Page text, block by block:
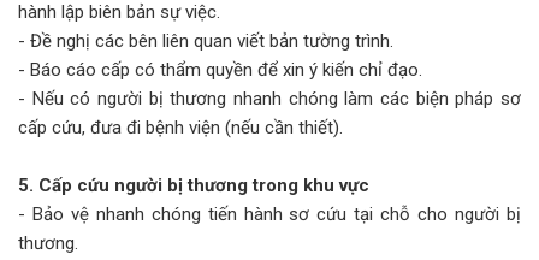
hành lập biên bản sự việc.
- Đề nghị các bên liên quan viết bản tường trình.
- Báo cáo cấp có thẩm quyền để xin ý kiến chỉ đạo.
- Nếu có người bị thương nhanh chóng làm các biện pháp sơ
cấp cứu, đưa đi bệnh viện (nếu cần thiết).
5. Cấp cứu người bị thương trong khu vực
- Bảo vệ nhanh chóng tiến hành sơ cứu tại chỗ cho người bị
thương.